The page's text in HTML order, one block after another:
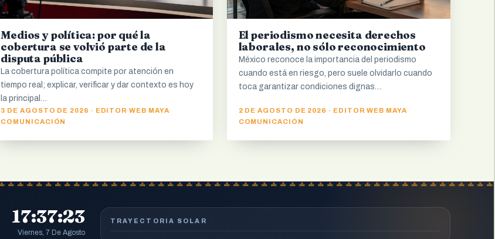
Medios y política: por qué la
cobertura se volvió parte de la
disputa pública
La cobertura política compite por atención en
tiempo real; explicar, verificar y dar contexto es hoy
la principal…
3 DE AGOSTO DE 2026 · EDITOR WEB MAYA
COMUNICACIÓN
El periodismo necesita derechos
laborales, no sólo reconocimiento
México reconoce la importancia del periodismo
cuando está en riesgo, pero suele olvidarlo cuando
toca garantizar condiciones dignas…
2 DE AGOSTO DE 2026 · EDITOR WEB MAYA
COMUNICACIÓN
17:37:24
Viernes, 7 De Agosto
TRAYECTORIA SOLAR